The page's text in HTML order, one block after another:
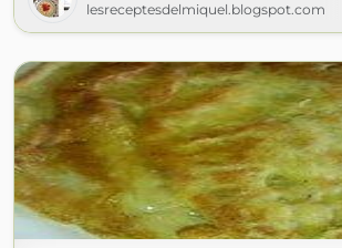
lesreceptesdelmiquel.blogspot.com